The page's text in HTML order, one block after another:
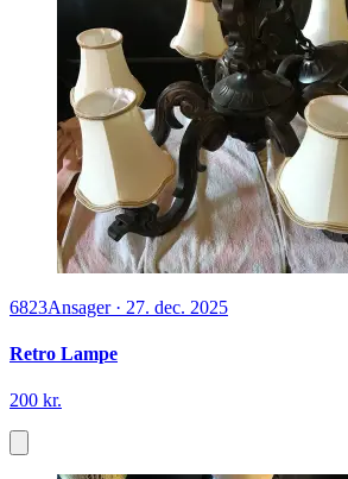
6823Ansager· 27. dec. 2025
Retro Lampe
200 kr.